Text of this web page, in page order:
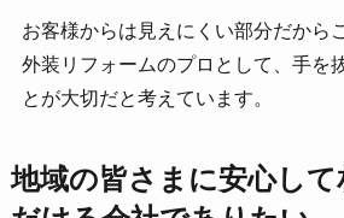
お客様からは見えにくい部分だから
外装リフォームのプロとして、手を
とが大切だと考えています。
地域の皆さまに安心し